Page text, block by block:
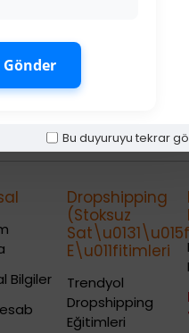
Bu duyuruyu tekrar
Bilgiler
Dropshipping
(Stoksuz
E\u011fitimleri
Trendyol
Dropshipping
Eğitimleri